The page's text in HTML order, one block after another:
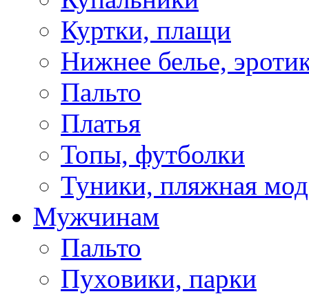
Куртки, плащи
Нижнее белье,
Пальто
Платья
Топы, футболки
Туники, пляжная
Мужчинам
Пальто
Пуховики, парки